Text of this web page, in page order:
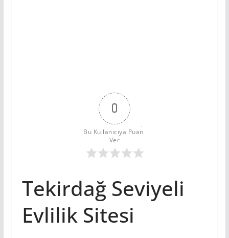
0
Bu Kullanıcıya Puan
Ver
Tekirdağ Seviyeli
Evlilik Sitesi